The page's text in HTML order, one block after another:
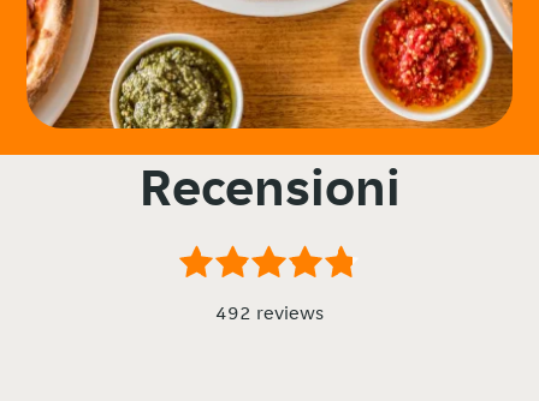
Recensioni
492 reviews